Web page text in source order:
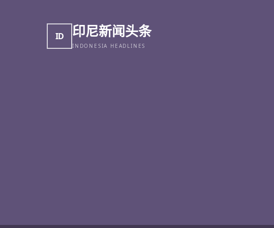
ID 印尼新闻头条
INDONESIA HEADLINES